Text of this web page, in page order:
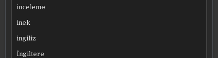
inceleme
inek
ingiliz
İngiltere